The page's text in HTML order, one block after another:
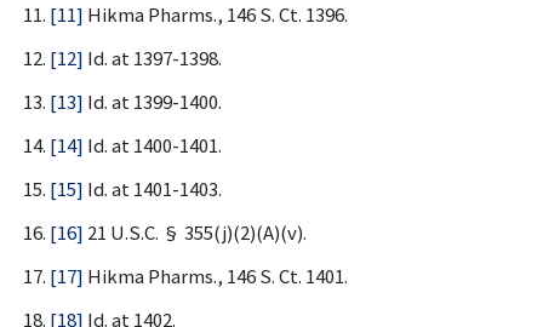
[11] Hikma Pharms., 146 S. Ct. 1396.
[12] Id. at 1397-1398.
[13] Id. at 1399-1400.
[14] Id. at 1400-1401.
[15] Id. at 1401-1403.
[16] 21 U.S.C. § 355(j)(2)(A)(v).
[17] Hikma Pharms., 146 S. Ct. 1401.
[18] Id. at 1402.